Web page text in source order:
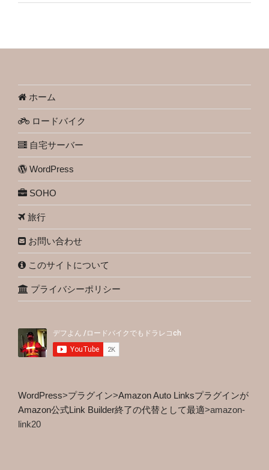
ホーム
ロードバイク
自宅サーバー
WordPress
SOHO
旅行
お問い合わせ
このサイトについて
プライバシーポリシー
WordPress>プラグイン>Amazon Auto Linksプラグインが
Amazon公式Link Builder終了の代替として最適>amazon-
link20